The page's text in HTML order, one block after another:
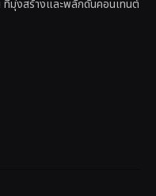
ที่มุ่งสร้างและพลักดันคอนเทนต์